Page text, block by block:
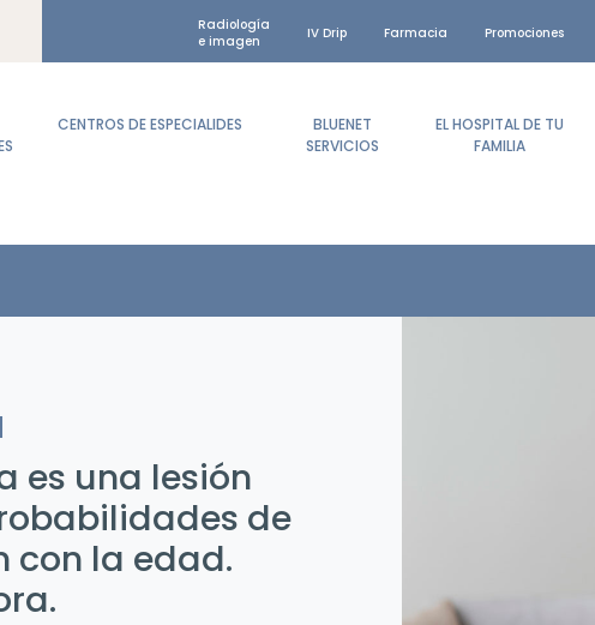
Radiología
e imagen
IV Drip Farmacia Promociones
CENTROS DE ESPECIALIDES
BLUENET
SERVICIOS
EL HOSPITAL DE TU
FAMILIA
es una lesión
de
con la edad.